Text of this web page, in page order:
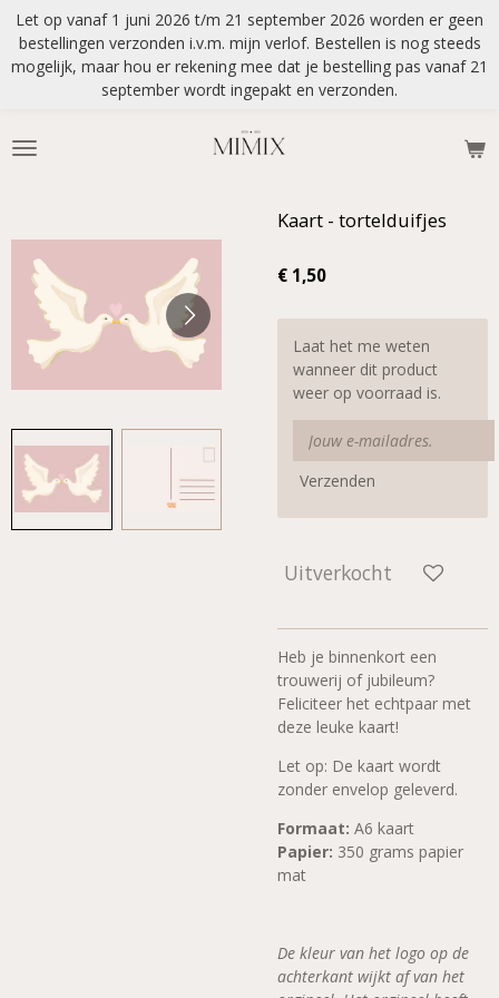
Ga
direct
naar
Let op vanaf 1 juni 2026 t/m 21 september 2026 worden er geen
bestellingen verzonden i.v.m. mijn verlof. Bestellen is nog steeds
mogelijk, maar hou er rekening mee dat je bestelling pas vanaf 21
september wordt ingepakt en verzonden.
Kaart - tortelduifjes
€ 1,50
Laat het me weten
wanneer dit product
weer op voorraad is.
Verzenden
Uitverkocht
Heb je binnenkort een
trouwerij of jubileum?
Feliciteer het echtpaar met
deze leuke kaart!
Let op: De kaart wordt
zonder envelop geleverd.
Formaat: A6 kaart
Papier: 350 grams papier
mat
De kleur van het logo op de
achterkant wijkt af van het